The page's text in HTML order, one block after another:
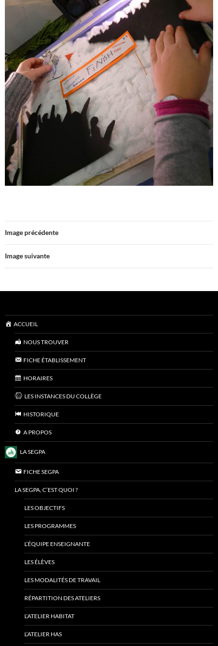
Image précédente
Image suivante
ACCUEIL
NOUS TROUVER
FICHE ÉTABLISSEMENT
HORAIRES
LES INSTANCES DU COLLÈGE
HISTORIQUE
A PROPOS
LA SEGPA
FICHE SEGPA
LA SEGPA, C’EST QUOI ?
LES OBJECTIFS
LES PROGRAMMES
L’ÉQUIPE ENSEIGNANTE
LES ÉLÈVES
LES MODALITÉS DE TRAVAIL
RÉPARTITION DES ATELIERS
L’ATELIER HABITAT
L’ATELIER HAS